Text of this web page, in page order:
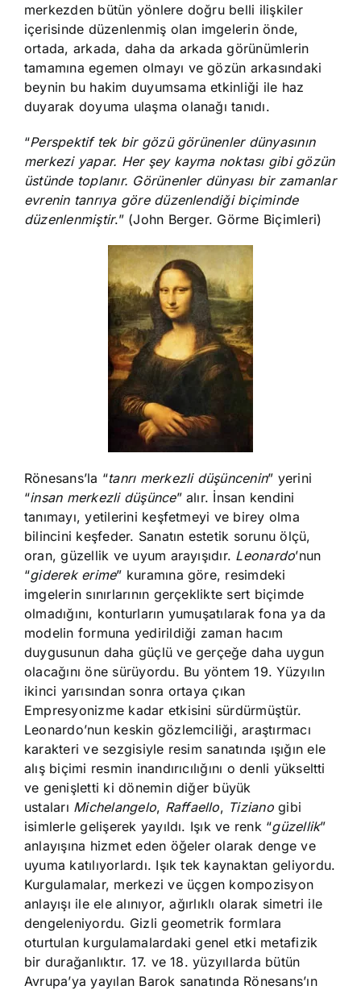
merkezden bütün yönlere doğru belli ilişkiler
içerisinde düzenlenmiş olan imgelerin önde,
ortada, arkada, daha da arkada görünümlerin
tamamına egemen olmayı ve gözün arkasındaki
beynin bu hakim duyumsama etkinliği ile haz
duyarak doyuma ulaşma olanağı tanıdı.
“Perspektif tek bir gözü görünenler dünyasının
merkezi yapar. Her şey kayma noktası gibi gözün
üstünde toplanır. Görünenler dünyası bir zamanlar
evrenin tanrıya göre düzenlendiği biçiminde
düzenlenmiştir.” (John Berger. Görme Biçimleri)
Rönesans’la “tanrı merkezli düşüncenin” yerini
“insan merkezli düşünce” alır. İnsan kendini
tanımayı, yetilerini keşfetmeyi ve birey olma
bilincini keşfeder. Sanatın estetik sorunu ölçü,
oran, güzellik ve uyum arayışıdır. Leonardo’nun
“giderek erime” kuramına göre, resimdeki
imgelerin sınırlarının gerçeklikte sert biçimde
olmadığını, konturların yumuşatılarak fona ya da
modelin formuna yedirildiği zaman hacım
duygusunun daha güçlü ve gerçeğe daha uygun
olacağını öne sürüyordu. Bu yöntem 19. Yüzyılın
ikinci yarısından sonra ortaya çıkan
Empresyonizme kadar etkisini sürdürmüştür.
Leonardo’nun keskin gözlemciliği, araştırmacı
karakteri ve sezgisiyle resim sanatında ışığın ele
alış biçimi resmin inandırıcılığını o denli yükseltti
ve genişletti ki dönemin diğer büyük
ustaları Michelangelo, Raffaello, Tizianogibi
isimlerle gelişerek yayıldı. Işık ve renk “güzellik”
anlayışına hizmet eden öğeler olarak denge ve
uyuma katılıyorlardı. Işık tek kaynaktan geliyordu.
Kurgulamalar, merkezi ve üçgen kompozisyon
anlayışı ile ele alınıyor, ağırlıklı olarak simetri ile
dengeleniyordu. Gizli geometrik formlara
oturtulan kurgulamalardaki genel etki metafizik
bir durağanlıktır. 17. ve 18. yüzyıllarda bütün
Avrupa’ya yayılan Barok sanatında Rönesans’ın